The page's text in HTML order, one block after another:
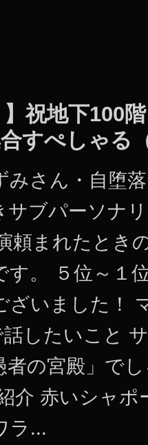
】祝地下100
すぺしゃる
みさん・自堕
サブパーソナ
頼まれたとき
す。 ５位～１
ざいました！
したいこと
者の宮殿」で
介 赤いシャ
ラ...